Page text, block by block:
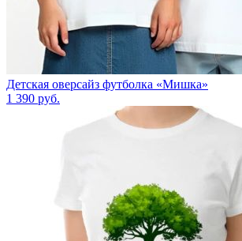
Детская оверсайз футболка «Мишка»
1 390 руб.